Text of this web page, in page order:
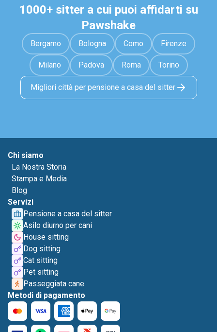
1000+ sitter a cui puoi affidarti su
Pawshake
Bergamo Bologna Como Firenze
Milano Padova Roma Torino
Migliori città per pensione a casa del sitter
Chi siamo
La Nostra Storia
Stampa e Media
Blog
Servizi
Pensione a casa del sitter
Asilo diurno per cani
House sitting
Dog sitting
Cat sitting
Pet sitting
Passeggiata cane
Metodi di pagamento